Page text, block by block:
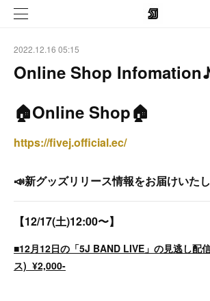
2022.12.16 05:15
Online Shop
🏠Online Shop🏠
https://fivej.official.ec/
📣新グッズリリース情報をお届けいた
【12/17(土)12:00〜】
■12月12日の「5J BAND LIVE」の見逃し配
ス) ¥2,000-